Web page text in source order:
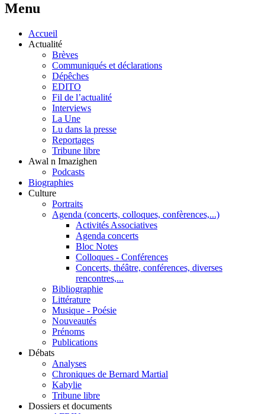
Menu
Accueil
Actualité
Brèves
Communiqués et déclarations
Dépêches
EDITO
Fil de l’actualité
Interviews
La Une
Lu dans la presse
Reportages
Tribune libre
Awal n Imazighen
Podcasts
Biographies
Culture
Portraits
Agenda (concerts, colloques, confèrences,...)
Activités Associatives
Agenda concerts
Bloc Notes
Colloques - Conférences
Concerts, théâtre, conférences, diverses
rencontres,...
Bibliographie
Littérature
Musique - Poésie
Nouveautés
Prénoms
Publications
Débats
Analyses
Chroniques de Bernard Martial
Kabylie
Tribune libre
Dossiers et documents